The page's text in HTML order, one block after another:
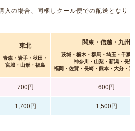
入の場合、同梱しクール便での配送となり
東北
青森・岩手・秋田・
宮城・山形・福島
関東・信越・九州
茨城・栃木・群馬・埼玉・千葉
神奈川・山梨・新潟・長野
福岡・佐賀・長崎・熊本・大分・
700円 600円
1,700円 1,500円